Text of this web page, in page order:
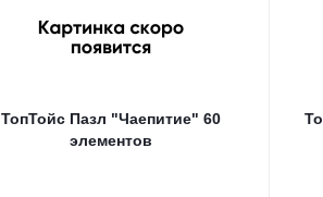
ТопТойс Пазл "Чаепитие" 60
элементов